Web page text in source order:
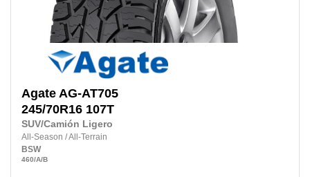
Agate AG-AT705
245/70R16 107T
SUV/Camión Ligero
All-Season /All-Terrain
BSW
460/A/B